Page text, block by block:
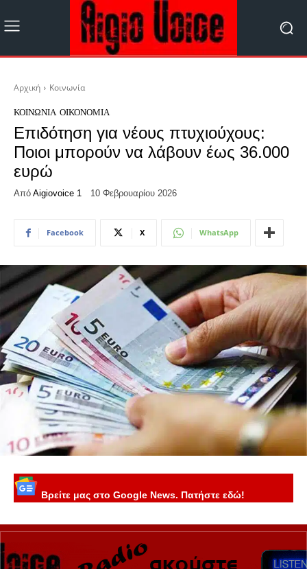
Αρχική Κοινωνία
ΚΟΙΝΩΝΊΑ ΟΙΚΟΝΟΜΊΑ
Επιδότηση για νέους πτυχιούχους:
Ποιοι μπορούν να λάβουν έως 36.000
ευρώ
Από Aigiovoice 1 10 Φεβρουαρίου 2026
Facebook X WhatsApp
Βρείτε μας στο Google News. Πατήστε εδώ!